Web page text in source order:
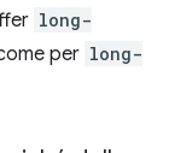
long-
per long-